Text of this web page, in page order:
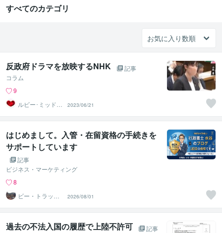
すべてのカテゴリ
反政府ドラマを放映するNHK
記事
コラム
9
ルビー･ミッドナ
イト
2023/06/21
はじめまして。入管・在留資格の手続きを
サポートしています
記事
ビジネス・マーケティング
8
ビー・トラック
行政書士事務所
2026/08/01
過去の不法入国の履歴で上陸不許可
記事